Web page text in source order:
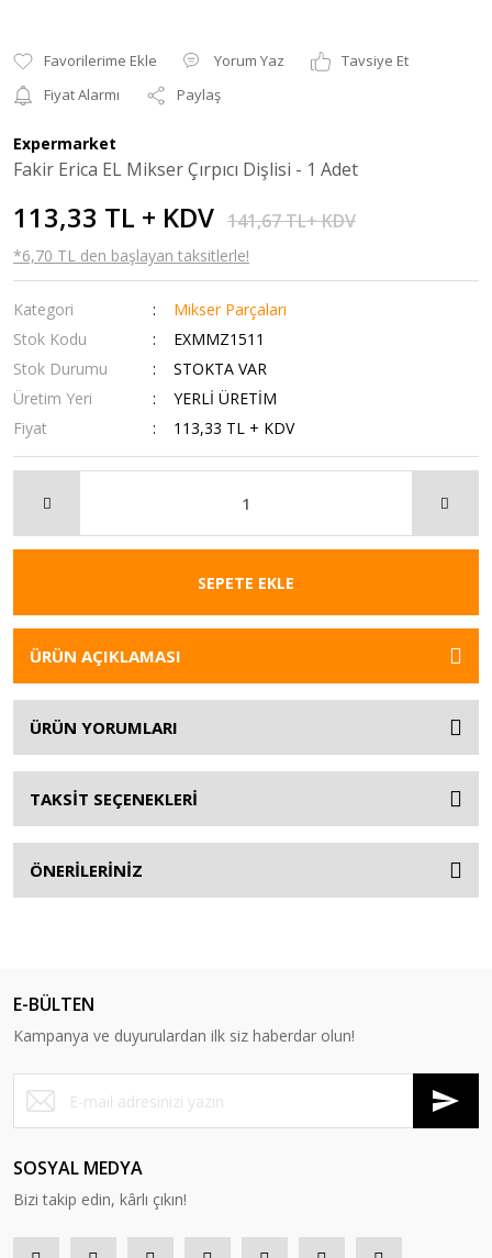
Yorum Yaz
Tavsiye Et
Fiyat Alarmı
Paylaş
Expermarket
Fakir Erica EL Mikser Çırpıcı Dişlisi - 1 Adet
113,33 TL + KDV 141,67 TL+ KDV
*6,70 TL den başlayan taksitlerle!
Kategori
Mikser Parçaları
Stok Kodu
EXMMZ1511
Stok Durumu
STOKTA VAR
Üretim Yeri
YERLİ ÜRETİM
Fiyat
113,33 TL + KDV
SEPETE EKLE
ÜRÜN AÇIKLAMASI
ÜRÜN YORUMLARI
TAKSİT SEÇENEKLERİ
ÖNERİLERİNİZ
E-BÜLTEN
Kampanya ve duyurulardan ilk siz haberdar olun!
SOSYAL MEDYA
Bizi takip edin, kârlı çıkın!